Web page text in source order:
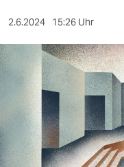
sport
berlin
nord
wahrheit
2.6.2024 15:26 Uhr